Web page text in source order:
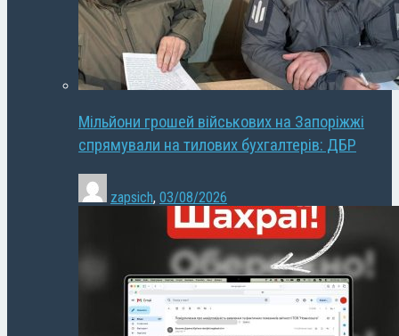
Мільйони грошей військових на Запоріжжі
спрямували на тилових бухгалтерів: ДБР
zapsich, 03/08/2026